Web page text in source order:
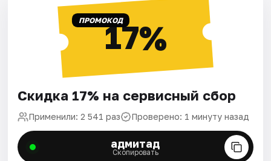
ПРОМОКОД17%
Скидка 17% на сервисный сбор
Применили: 2 541 раз Проверено: 1 минуту назад
адмитад
Скопировать